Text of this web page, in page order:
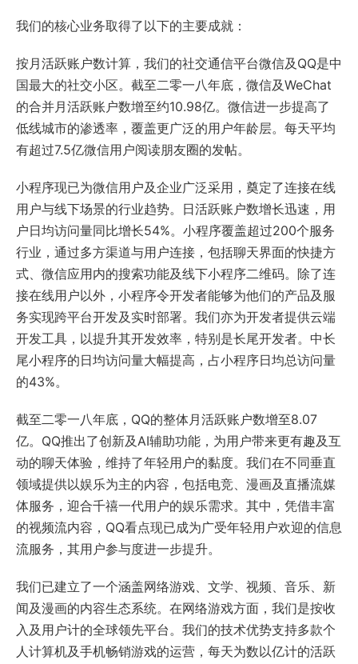
我们的核心业务取得了以下的主要成就：
按月活跃账户数计算，我们的社交通信平台微信及QQ是中
国最大的社交小区。截至二零一八年底，微信及WeChat
的合并月活跃账户数增至约10.98亿。微信进一步提高了
低线城市的渗透率，覆盖更广泛的用户年龄层。每天平均
有超过7.5亿微信用户阅读朋友圈的发帖。
小程序现已为微信用户及企业广泛采用，奠定了连接在线
用户与线下场景的行业趋势。日活跃账户数增长迅速，用
户日均访问量同比增长54%。小程序覆盖超过200个服务
行业，通过多方渠道与用户连接，包括聊天界面的快捷方
式、微信应用内的搜索功能及线下小程序二维码。除了连
接在线用户以外，小程序令开发者能够为他们的产品及服
务实现跨平台开发及实时部署。我们亦为开发者提供云端
开发工具，以提升其开发效率，特别是长尾开发者。中长
尾小程序的日均访问量大幅提高，占小程序日均总访问量
的43%。
截至二零一八年底，QQ的整体月活跃账户数增至8.07
亿。QQ推出了创新及AI辅助功能，为用户带来更有趣及互
动的聊天体验，维持了年轻用户的黏度。我们在不同垂直
领域提供以娱乐为主的内容，包括电竞、漫画及直播流媒
体服务，迎合千禧一代用户的娱乐需求。其中，凭借丰富
的视频流内容，QQ看点现已成为广受年轻用户欢迎的信息
流服务，其用户参与度进一步提升。
我们已建立了一个涵盖网络游戏、文学、视频、音乐、新
闻及漫画的内容生态系统。在网络游戏方面，我们是按收
入及用户计的全球领先平台。我们的技术优势支持多款个
人计算机及手机畅销游戏的运营，每天为数以亿计的活跃